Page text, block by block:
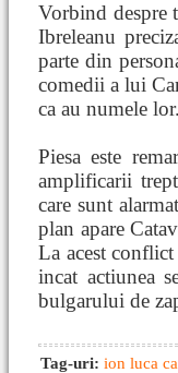
Vorbind despre
Ibreleanu
parte din
comedii a lui
ca au numele lor.
Piesa este
amplificarii
care sunt
plan apare
La acest
incat actiunea
bulgarului de
Tag-uri: ion luca